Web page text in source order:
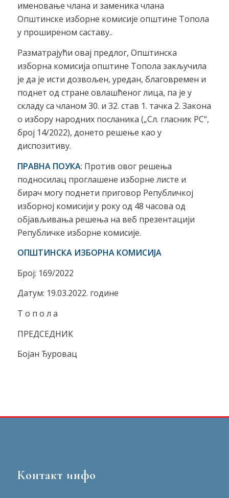
именовање члана и заменика члана
Општинске изборне комисије општине Топола
у проширеном саставу..
Разматрајући овај предлог, Општинска
изборна комисија општине Топола закључила
је да је исти дозвољен, уредан, благовремен и
поднет од стране овлашћеног лица, па је у
складу са чланом 30. и 32. став 1. тачка 2. Закона
о избору народних посланика („Сл. гласник РС“,
број 14/2022), донето решење као у
диспозитиву.
ПРАВНА ПОУКА: Против овог решења
подносилац проглашене изборне листе и
бирач могу поднети приговор Републичкој
изборној комисији у року од 48 часова од
објављивања решења на веб презентацији
Републичке изборне комисије.
ОПШТИНСКА ИЗБОРНА КОМИСИЈА
Број: 169/2022
Датум: 19.03.2022. године
Т о п о л а
ПРЕДСЕДНИК
Бојан Ђуровац
Контакт инфо